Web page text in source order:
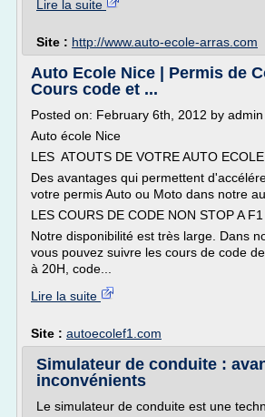
Lire la suite
Site : http://www.auto-ecole-arras.com
Auto Ecole Nice | Permis de
Cours code et ...
Posted on: February 6th, 2012 by admin
Auto école Nice
LES ATOUTS DE VOTRE AUTO
Des avantages qui permettent
votre permis Auto ou Moto dans notre
LES COURS DE CODE NON STOP A
Notre disponibilité est très large. Dans
vous pouvez suivre les cours de code
à 20H, code...
Lire la suite
Site : autoecolef1.com
Simulateur de conduite :
inconvénients
Le simulateur de conduite est une